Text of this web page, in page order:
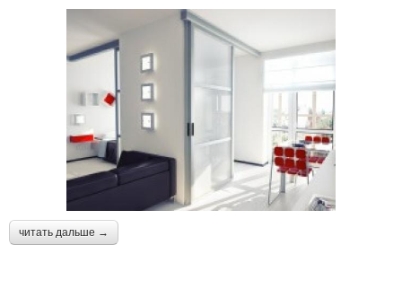
читать дальше →